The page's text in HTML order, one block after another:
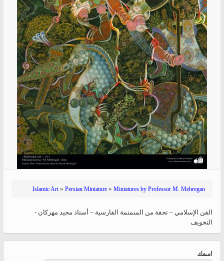
Islamic Art» Persian Miniature » Miniatures by Professor M. Mehregan
الفن الإسلامي – تحفة من المنمنمة الفارسية – أستاذ مجید مهرکان -
التخويف
‏اسمك ‏